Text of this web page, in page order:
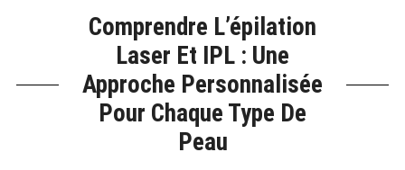
Comprendre L’épilation
Laser Et IPL : Une
Approche Personnalisée
Pour Chaque Type De
Peau